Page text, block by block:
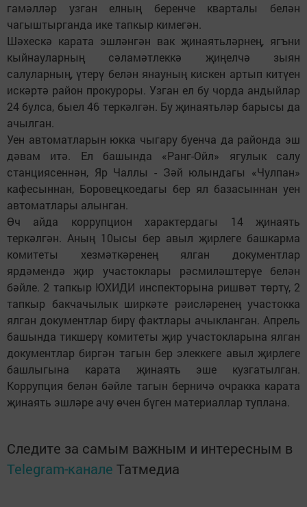
гамәлләр узган елның беренче кварталы белән
чагыштырганда ике тапкыр кимегән.
Шәхескә карата эшләнгән вак җинаятьләрнең, ягъни
кыйнауларның сәламәтлеккә җиңелчә зыян
салуларның, үтерү белән янауның кискен артып китүен
искәртә район прокуроры. Узган ел бу чорда андыйлар
24 булса, быел 46 теркәлгән. Бу җинаятьләр барысы да
ачылган.
Уен автоматларын юкка чыгару буенча да районда эш
дәвам итә. Ел башында «Ранг-Ойл» ягулык салу
станциясеннән, Яр Чаллы - Зәй юлындагы «Чулпан»
кафесыннан, Боровецкоедагы бер ял базасыннан уен
автоматлары алынган.
Өч айда коррупцион характердагы 14 җинаять
теркәлгән. Аның 10ысы бер авыл җирлеге башкарма
комитеты хезмәткәренең ялган документлар
ярдәмендә җир участоклары рәсмиләштерүе белән
бәйле. 2 тапкыр ЮХИДИ инспекторына ришвәт төртү, 2
тапкыр бакчачылык ширкәте рәисләренең участокка
ялган документлар бирү фактлары ачыкланган. Апрель
башында тикшерү комитеты җир участокларына ялган
документлар биргән тагын бер элеккеге авыл җирлеге
башлыгына карата җинаять эше кузгатылган.
Коррупция белән бәйле тагын берничә очракка карата
җинаять эшләре ачу өчен бүген материаллар туплана.
Следите за самым важным и интересным в
Telegram-канале Татмедиа